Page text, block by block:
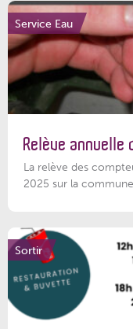
Service Eau
Relève annuelle
La relève des
2025 sur la commune
Sortir